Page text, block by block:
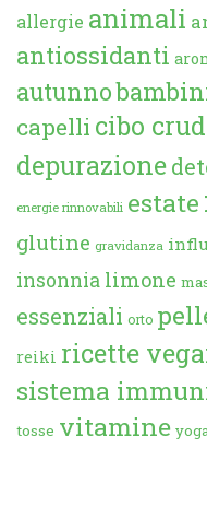
allergie animali
antiossidanti
autunno
capelli cibo
depurazione
energie rinnovabili estate
glutine gravidanza
insonnia limone
essenziali orto
reiki ricette
sistema
tosse vitamine